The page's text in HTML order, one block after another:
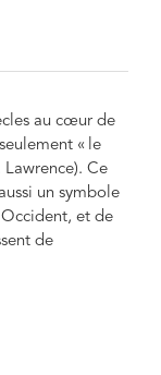
au cœur de
« le
Lawrence). Ce
un symbole
et de
de